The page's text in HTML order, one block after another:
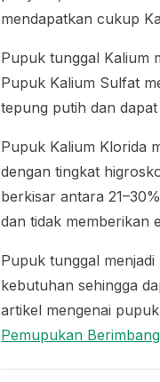
mendapatkan cukup
Pupuk tunggal Kalium
Pupuk Kalium Sulfat
tepung putih dan
Pupuk Kalium Klorida
dengan tingkat
berkisar antara
dan tidak memberikan
Pupuk tunggal
kebutuhan sehingga
artikel mengenai
Pemupukan Berimbang